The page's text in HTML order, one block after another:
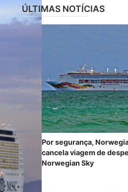
ÚLTIMAS NOTÍCIAS
Por segurança,
cancela viagem de
Norwegian Sky